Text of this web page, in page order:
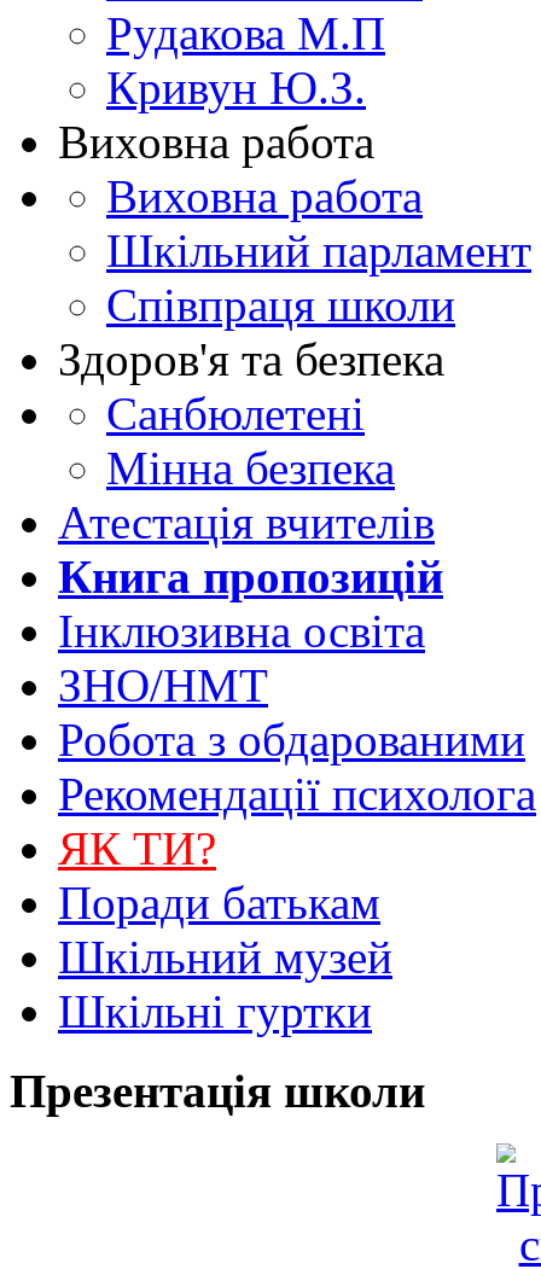
Рудакова М.П
Кривун Ю.З.
Виховна работа
Виховна работа
Шкільний парламент
Співпраця школи
Здоров'я та безпека
Санбюлетені
Мінна безпека
Атестація вчителів
Книга пропозицій
Інклюзивна освіта
ЗНО/НМТ
Робота з обдарованими
Рекомендації психолога
ЯК ТИ?
Поради батькам
Шкільний музей
Шкільні гуртки
Презентація школи